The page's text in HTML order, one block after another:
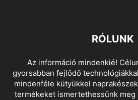
RÓLUNK
Az információ mindenkié!
gyorsabban fejlődő
mindenféle kütyükkel
termékeket ismertethessünk meg